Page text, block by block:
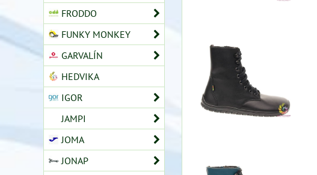
FRODDO
FUNKY MONKEY
GARVALÍN
HEDVIKA
IGOR
JAMPI
JOMA
JONAP